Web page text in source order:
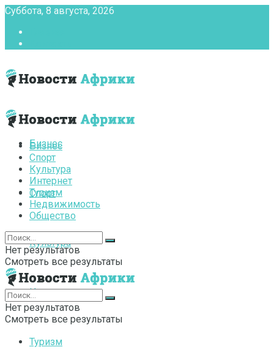
Суббота, 8 августа, 2026
Бизнес
Спорт
Культура
Интернет
Туризм
Бизнес
Спорт
Культура
Интернет
Туризм
Недвижимость
Общество
Нет результатов
Смотреть все результаты
Нет результатов
Смотреть все результаты